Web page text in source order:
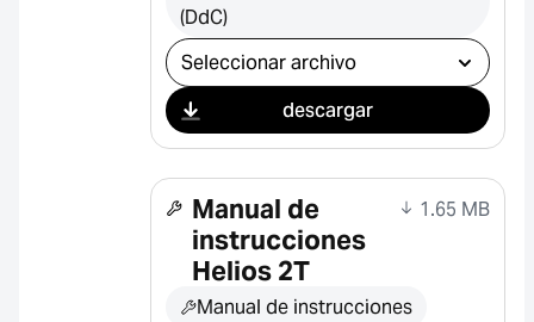
(DdC)
Seleccionar descarga
descargar
Manual de
instrucciones
Helios 2T
1.65 MB
Manual de instrucciones